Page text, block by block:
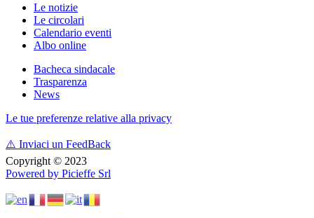
Le notizie
Le circolari
Calendario eventi
Albo online
Bacheca sindacale
Trasparenza
News
Le tue preferenze relative alla privacy
⚠️ Inviaci un FeedBack
Copyright © 2023
Powered by Picieffe Srl